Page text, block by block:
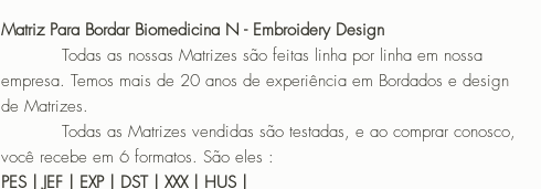
Matriz Para Bordar Biomedicina N - Embroidery Design
Todas as nossas Matrizes são feitas linha por linha em nossa
empresa. Temos mais de 20 anos de experiência em Bordados e design
de Matrizes.
Todas as Matrizes vendidas são testadas, e ao comprar conosco,
você recebe em 6 formatos. São eles :
PES | JEF | EXP | DST | XXX | HUS |